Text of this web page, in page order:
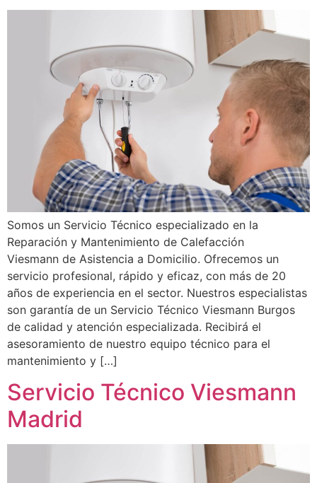
Somos un Servicio Técnico especializado en la
Reparación y Mantenimiento de Calefacción
Viesmann de Asistencia a Domicilio. Ofrecemos un
servicio profesional, rápido y eficaz, con más de 20
años de experiencia en el sector. Nuestros especialistas
son garantía de un Servicio Técnico Viesmann Burgos
de calidad y atención especializada. Recibirá el
asesoramiento de nuestro equipo técnico para el
mantenimiento y […]
Servicio Técnico Viesmann
Madrid